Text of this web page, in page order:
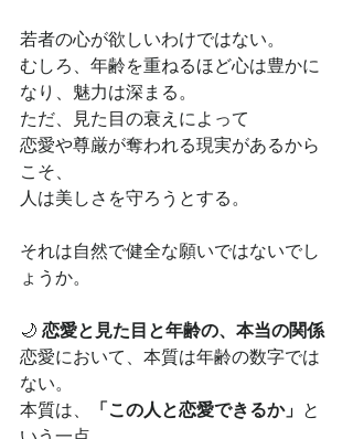
若者の心が欲しいわけではない。
むしろ、年齢を重ねるほど心は豊かに
なり、魅力は深まる。
ただ、見た目の衰えによって
恋愛や尊厳が奪われる現実があるから
こそ、
人は美しさを守ろうとする。
それは自然で健全な願いではないでし
ょうか。
🌙 恋愛と見た目と年齢の、本当の関係
恋愛において、本質は年齢の数字では
ない。
本質は、
「この人と恋愛できるか」 と